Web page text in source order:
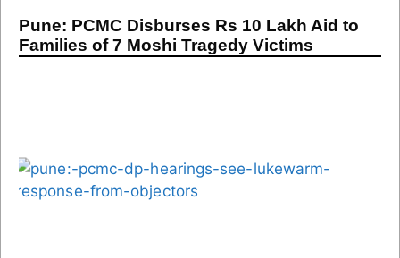
Pune: PCMC Disburses Rs 10 Lakh Aid to
Families of 7 Moshi Tragedy Victims